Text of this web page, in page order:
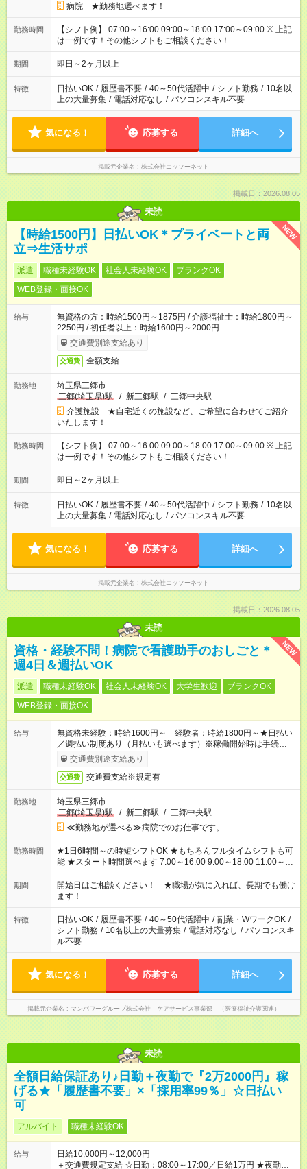
病院 ★勤務地選べます！
勤務時間
【シフト例】 07:00～16:00 09:00～18:00 17:00～09:00 ※ 上記
は一例です！その他シフトもご相談ください！
期間 即日～2ヶ月以上
特徴 日払いOK / 履歴書不要 / 40～50代活躍中 / シフト勤務 / 10名以
上の大量募集 / 電話対応なし / パソコンスキル不要
気になる！ 応募する 詳細へ
掲載元企業名 株式会社ニッソーネット
掲載日：2026.08.05
未読
NEW
【時給1500円】日払いOK＊プライベートと両
立⇒生活サポ
派遣 職種未経験OK 社会人未経験OK
ブランクOK
WEB登録・面接OK
給与
無資格の方：時給1500円～1875円 / 介護福祉士：時給1800円～
2250円 / 初任者以上：時給1600円～2000円
交通費別途支給あり
交通費 全額支給
勤務地
埼玉県三郷市
三郷(埼玉県)駅
/ 新三郷駅 / 三郷中央駅
介護施設 ★自宅近くの施設など、ご希望に合わせてご紹介
いたします！
勤務時間
【シフト例】 07:00～16:00 09:00～18:00 17:00～09:00 ※ 上記
は一例です！その他シフトもご相談ください！
期間 即日～2ヶ月以上
特徴 日払いOK / 履歴書不要 / 40～50代活躍中 / シフト勤務 / 10名以
上の大量募集 / 電話対応なし / パソコンスキル不要
気になる！ 応募する 詳細へ
掲載元企業名 株式会社ニッソーネット
掲載日：2026.08.05
未読
NEW
資格・経験不問！病院で看護助手のおしごと＊
週4日＆週払いOK
派遣 職種未経験OK 社会人未経験OK 大学生歓迎
ブランクOK
WEB登録・面接OK
給与
無資格未経験：時給1600円～ 経験者：時給1800円～★日払い
／週払い制度あり（月払いも選べます）※稼働開始時は手続き完
了次第のお支払いとなります。
交通費別途支給あり
交通費 交通費支給※規定有
勤務地
埼玉県三郷市
三郷(埼玉県)駅
/ 新三郷駅 / 三郷中央駅
≪勤務地が選べる≫病院でのお仕事です。
勤務時間
★1日6時間～の時短シフトOK ★もちろんフルタイムシフトも可
能 ★スタート時間選べます 7:00～16:00 9:00～18:00 11:00～
20:00 など 残業なし！ ※Wワークの場合、他のお仕事と合わせ
週40時間超の就業はご案内できません ※法令に基づき、週20時
間以上勤務は社会保険への加入対象となります ※労働者派遣法
（日雇い派遣の原則禁止）により、短時間・短期間の就業はご
案内が難しい場合があります
期間
開始日はご相談ください！ ★職場が気に入れば、長期でも働け
ます！
特徴 日払いOK / 履歴書不要 / 40～50代活躍中 / 副業・WワークOK /
シフト勤務 / 10名以上の大量募集 / 電話対応なし / パソコンスキ
ル不要
気になる！ 応募する 詳細へ
掲載元企業名 マンパワーグループ株式会社 ケアサービス事業部 （医療福祉介護関連）
未読
全額日給保証あり♪日勤＋夜勤で『2万2000円』稼
げる★「履歴書不要」×「採用率99％」☆日払い
可
アルバイト 職種未経験OK
給与
日給10,000円～12,000円
＋交通費規定支給 ☆日勤：08:00～17:00／日給1万円 ★夜勤：